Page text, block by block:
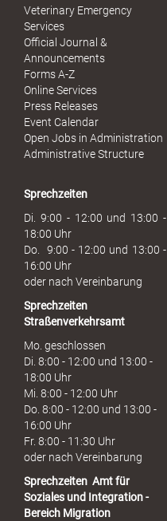
u
h
Veterinary Emergency
Services
Official Journal &
Announcements
Forms A-Z
Online Services
Press Releases
Event Calendar
Open Jobs in Administration
Administrative Structure
Sprechzeiten
Di. 9:00 - 12:00 und 13:00 -
18:00 Uhr
Do. 9:00 - 12:00 und 13:00 -
16:00 Uhr
oder nach Vereinbarung
Sprechzeiten
Straßenverkehrsamt
Mo. geschlossen
Di. 8:00 - 12:00 und 13:00 -
18:00 Uhr
Mi. 8:00 - 12:00 Uhr
Do. 8:00 - 12:00 und 13:00 -
16:00 Uhr
Fr. 8:00 - 11:30 Uhr
oder nach Vereinbarung
Sprechzeiten Amt für
Soziales und Integration -
Bereich Migration